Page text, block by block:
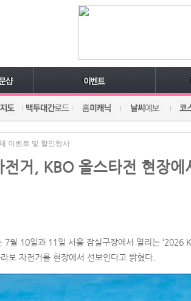
이벤트 및 할인행사
전거, KBO 올스타전 현장에
7월 10일과 11일 서울 잠실구장에서 열리는 ‘2026
보 자전거를 현장에서 선보인다고 밝혔다.